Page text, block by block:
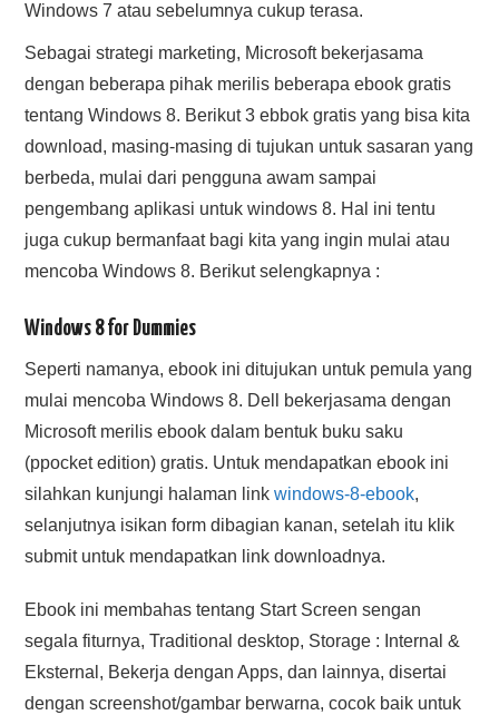
Windows 7 atau sebelumnya cukup terasa.
Sebagai strategi marketing, Microsoft bekerjasama
dengan beberapa pihak merilis beberapa ebook gratis
tentang Windows 8. Berikut 3 ebbok gratis yang bisa kita
download, masing-masing di tujukan untuk sasaran yang
berbeda, mulai dari pengguna awam sampai
pengembang aplikasi untuk windows 8. Hal ini tentu
juga cukup bermanfaat bagi kita yang ingin mulai atau
mencoba Windows 8. Berikut selengkapnya :
Windows 8 for Dummies
Seperti namanya, ebook ini ditujukan untuk pemula yang
mulai mencoba Windows 8. Dell bekerjasama dengan
Microsoft merilis ebook dalam bentuk buku saku
(ppocket edition) gratis. Untuk mendapatkan ebook ini
silahkan kunjungi halaman linkwindows-8-ebook,
selanjutnya isikan form dibagian kanan, setelah itu klik
submit untuk mendapatkan link downloadnya.
Ebook ini membahas tentang Start Screen sengan
segala fiturnya, Traditional desktop, Storage : Internal &
Eksternal, Bekerja dengan Apps, dan lainnya, disertai
dengan screenshot/gambar berwarna, cocok baik untuk